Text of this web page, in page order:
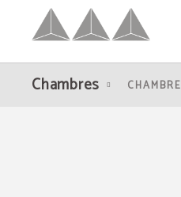
Chambre Triple Superieur de l´Hôtel
Chambres